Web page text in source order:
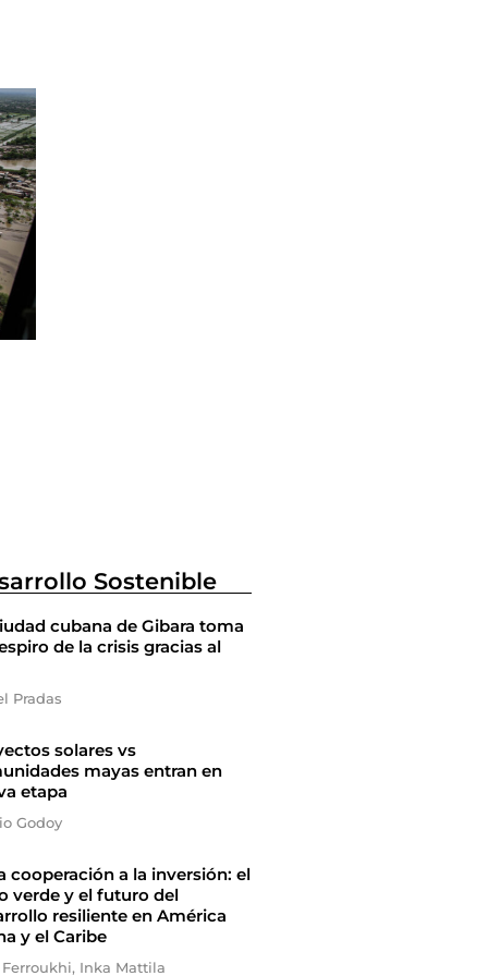
Sostenible
cubana de Gibara toma
de la crisis gracias al
Pradas
solares vs
mayas entran en
etapa
Godoy
cooperación a la inversión: el
verde y el futuro del
resiliente en América
y el Caribe
Ferroukhi, Inka Mattila